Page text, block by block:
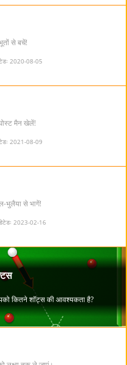
से बचें!
2020-08-05
मैन खेलें!
2021-08-09
भुलैया से भागें!
2023-02-16